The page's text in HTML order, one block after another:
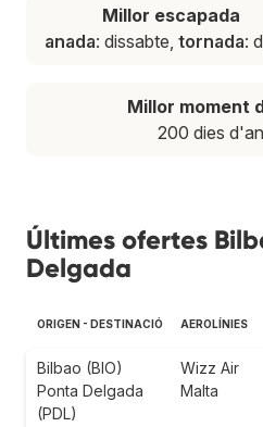
Millor escapada
anada: dissabte, tornada:
Millor moment
200 dies
Últimes ofertes
Delgada
ORIGEN - DESTINACIÓ AEROLÍNIES
Bilbao (BIO)
Ponta Delgada
(PDL)
Wizz Air
Malta